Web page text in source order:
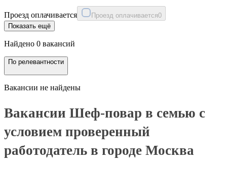
Проезд оплачивается Проезд оплачивается0
Показать ещё
Найдено 0 вакансий
По релевантности
Вакансии не найдены
Вакансии Шеф-повар в семью с
условием проверенный
работодатель в городе Москва